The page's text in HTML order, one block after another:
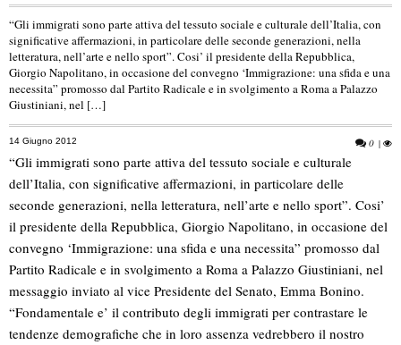
“Gli immigrati sono parte attiva del tessuto sociale e culturale dell’Italia, con
significative affermazioni, in particolare delle seconde generazioni, nella
letteratura, nell’arte e nello sport”. Cosi’ il presidente della Repubblica,
Giorgio Napolitano, in occasione del convegno ‘Immigrazione: una sfida e una
necessita” promosso dal Partito Radicale e in svolgimento a Roma a Palazzo
Giustiniani, nel […]
14 Giugno 2012 0 |
“Gli immigrati sono parte attiva del tessuto sociale e culturale
dell’Italia, con significative affermazioni, in particolare delle
seconde generazioni, nella letteratura, nell’arte e nello sport”. Cosi’
il presidente della Repubblica, Giorgio Napolitano, in occasione del
convegno ‘Immigrazione: una sfida e una necessita” promosso dal
Partito Radicale e in svolgimento a Roma a Palazzo Giustiniani, nel
messaggio inviato al vice Presidente del Senato, Emma Bonino.
“Fondamentale e’ il contributo degli immigrati per contrastare le
tendenze demografiche che in loro assenza vedrebbero il nostro